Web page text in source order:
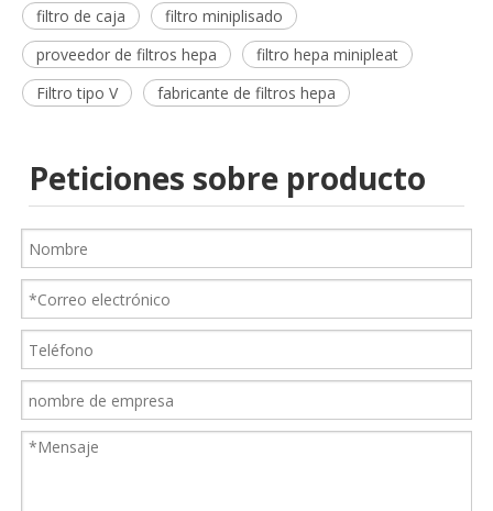
filtro de caja
filtro miniplisado
proveedor de filtros hepa
filtro hepa minipleat
Filtro tipo V
fabricante de filtros hepa
Peticiones sobre producto